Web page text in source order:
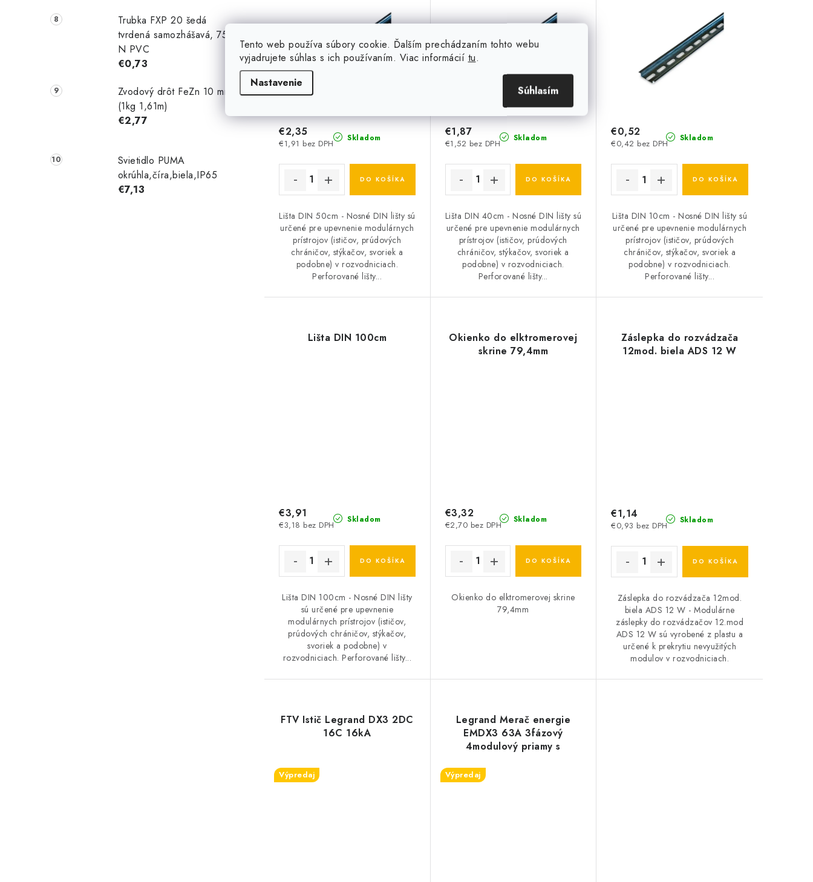
Tento web používa súbory cookie. Ďalším prechádzaním tohto webu
vyjadrujete súhlas s ich používaním. Viac informácií tu.
Nastavenie
Súhlasím
Trubka FXP 20 šedá
tvrdená samozhášavá, 750
N PVC
€0,73
Zvodový drôt FeZn 10 mm
(1kg 1,61m)
€2,77
Svietidlo PUMA
okrúhla,číra,biela,IP65
€7,13
Skladom
€1,91 bez DPH
€2,35
DO KOŠÍKA
Lišta DIN 50cm - Nosné DIN lišty sú
určené pre upevnenie modulárnych
prístrojov (ističov, prúdových
chráničov, stýkačov, svoriek a
podobne) v rozvodniciach.
Perforované lišty...
Skladom
€1,52 bez DPH
€1,87
DO KOŠÍKA
Lišta DIN 40cm - Nosné DIN lišty sú
určené pre upevnenie modulárnych
prístrojov (ističov, prúdových
chráničov, stýkačov, svoriek a
podobne) v rozvodniciach.
Perforované lišty...
Skladom
€0,42 bez DPH
€0,52
DO KOŠÍKA
Lišta DIN 10cm - Nosné DIN lišty sú
určené pre upevnenie modulárnych
prístrojov (ističov, prúdových
chráničov, stýkačov, svoriek a
podobne) v rozvodniciach.
Perforované lišty...
Lišta DIN 100cm
Skladom
€3,18 bez DPH
€3,91
DO KOŠÍKA
Lišta DIN 100cm - Nosné DIN lišty
sú určené pre upevnenie
modulárnych prístrojov (ističov,
prúdových chráničov, stýkačov,
svoriek a podobne) v
rozvodniciach. Perforované lišty...
Okienko do elktromerovej
skrine 79,4mm
Skladom
€2,70 bez DPH
€3,32
DO KOŠÍKA
Okienko do elktromerovej skrine
79,4mm
Záslepka do rozvádzača
12mod. biela ADS 12 W
Skladom
€0,93 bez DPH
€1,14
DO KOŠÍKA
Záslepka do rozvádzača 12mod.
biela ADS 12 W - Modulárne
záslepky do rozvádzačov 12.mod
ADS 12 W sú vyrobené z plastu a
určené k prekrytiu nevyužitých
modulov v rozvodniciach.
FTV Istič Legrand DX3 2DC
16C 16kA
Výpredaj
Legrand Merač energie
EMDX3 63A 3fázový
4modulový priamy s
Výpredaj